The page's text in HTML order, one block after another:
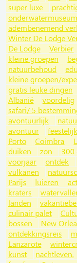
super luxe
onderwatermuseum
adembenemend
Winter De Lodge
De Lodge
Verbier
kleine groepen
natuurbehoud
kleine groepen/
gratis leuke dingen
Albanië
voordelig
safari/ 5
avontuurlijk
avontuur
feestelijk
Porto
Coimbra
duiken
zon 300
voorjaar
ontdek
vulkanen
Parijs
luieren
kraters
landen
culinair palet
bossen
New
ontdekkingsreis
Lanzarote
kunst
nachtleven.